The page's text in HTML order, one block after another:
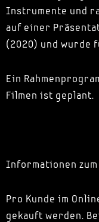
Instrumente und
auf einer
(2020) und wurde
Ein
Filmen ist geplant.
Informationen
Pro Kunde im
gekauft werden.